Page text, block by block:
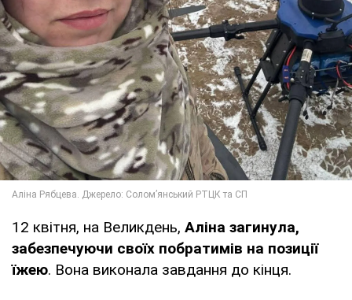
12 квітня, на Великдень, Аліна загинула,
забезпечуючи своїх побратимів на позиції
їжею. Вона виконала завдання до кінця.